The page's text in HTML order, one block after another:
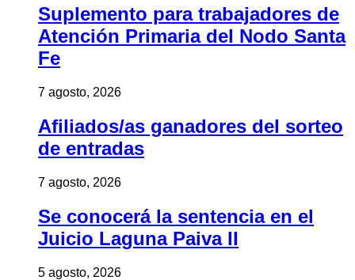
Suplemento para trabajadores de
Atención Primaria del Nodo Santa
Fe
7 agosto, 2026
Afiliados/as ganadores del sorteo
de entradas
7 agosto, 2026
Se conocerá la sentencia en el
Juicio Laguna Paiva II
5 agosto, 2026